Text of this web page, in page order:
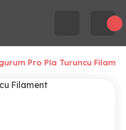
Pro Pla Turuncu